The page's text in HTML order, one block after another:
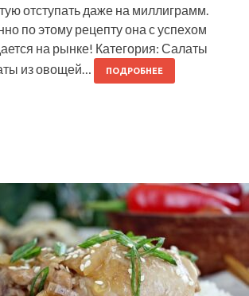
отступать даже на миллиграмм.
по этому рецепту она с успехом
на рынке! Категория: Салаты
из овощей…
ПОДРОБНЕЕ